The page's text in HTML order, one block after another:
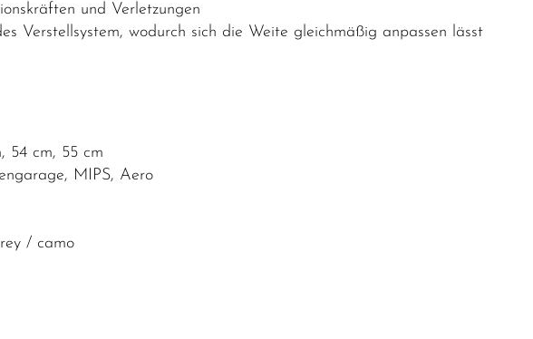
und Verletzungen
Verstellsystem, wodurch sich die Weite gleichmäßig anpassen lässt
54 cm, 55 cm
MIPS, Aero
/ camo